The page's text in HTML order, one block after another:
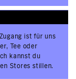
ist für uns
Tee oder
kannst du
Stores stillen.